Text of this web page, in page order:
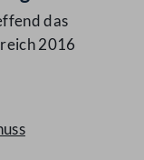
das
2016